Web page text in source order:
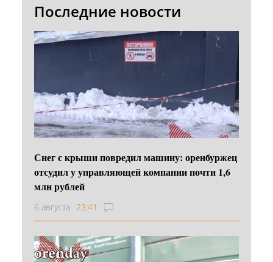
Последние новости
Снег с крыши повредил машину: оренбуржец
отсудил у управляющей компании почти 1,6
млн рублей
6 августа 23:41